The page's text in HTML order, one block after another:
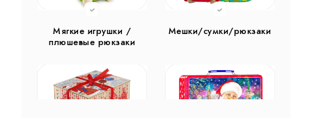
Мягкие игрушки /
плюшевые рюкзаки
Мешки/сумки/рюкзаки